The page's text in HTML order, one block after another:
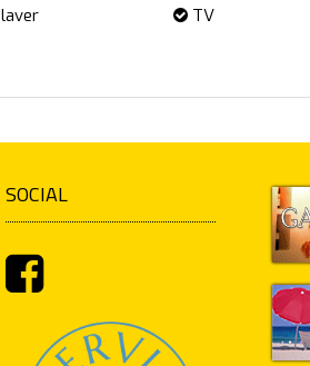
TV
SOCIAL